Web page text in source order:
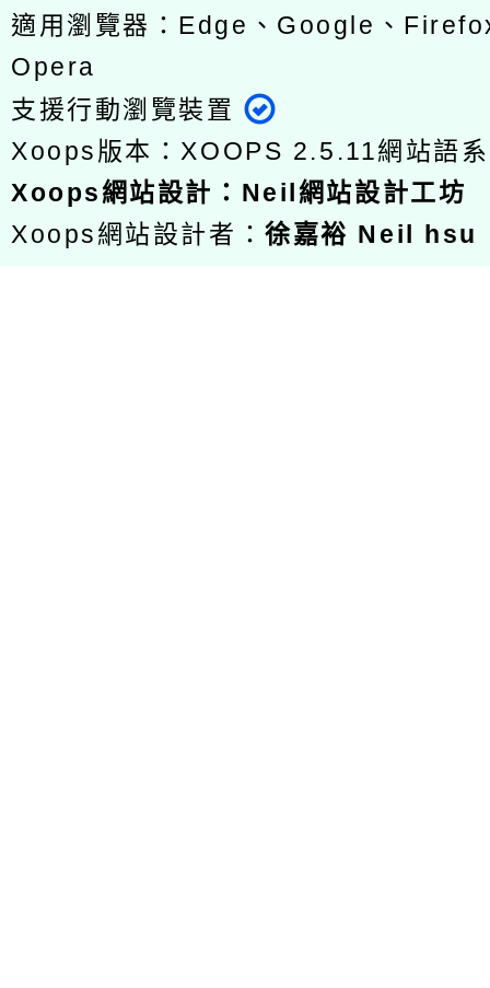
適用瀏覽器：Edge、Google、
Opera
支援行動瀏覽裝置
Xoops版本： XOOPS 2.5.11網站語
Xoops網站設計 ： Neil網站設計工坊
Xoops網站設計者：徐嘉裕 Neil hsu